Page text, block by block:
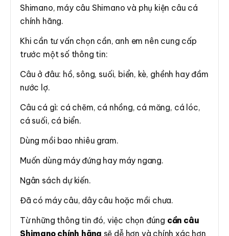
Shimano, máy câu Shimano và phụ kiện câu cá
chính hãng.
Khi cần tư vấn chọn cần, anh em nên cung cấp
trước một số thông tin:
Câu ở đâu: hồ, sông, suối, biển, kè, ghềnh hay đầm
nước lợ.
Câu cá gì: cá chẽm, cá nhồng, cá măng, cá lóc,
cá suối, cá biển.
Dùng mồi bao nhiêu gram.
Muốn dùng máy đứng hay máy ngang.
Ngân sách dự kiến.
Đã có máy câu, dây câu hoặc mồi chưa.
Từ những thông tin đó, việc chọn đúng cần câu
Shimano chính hãng sẽ dễ hơn và chính xác hơn